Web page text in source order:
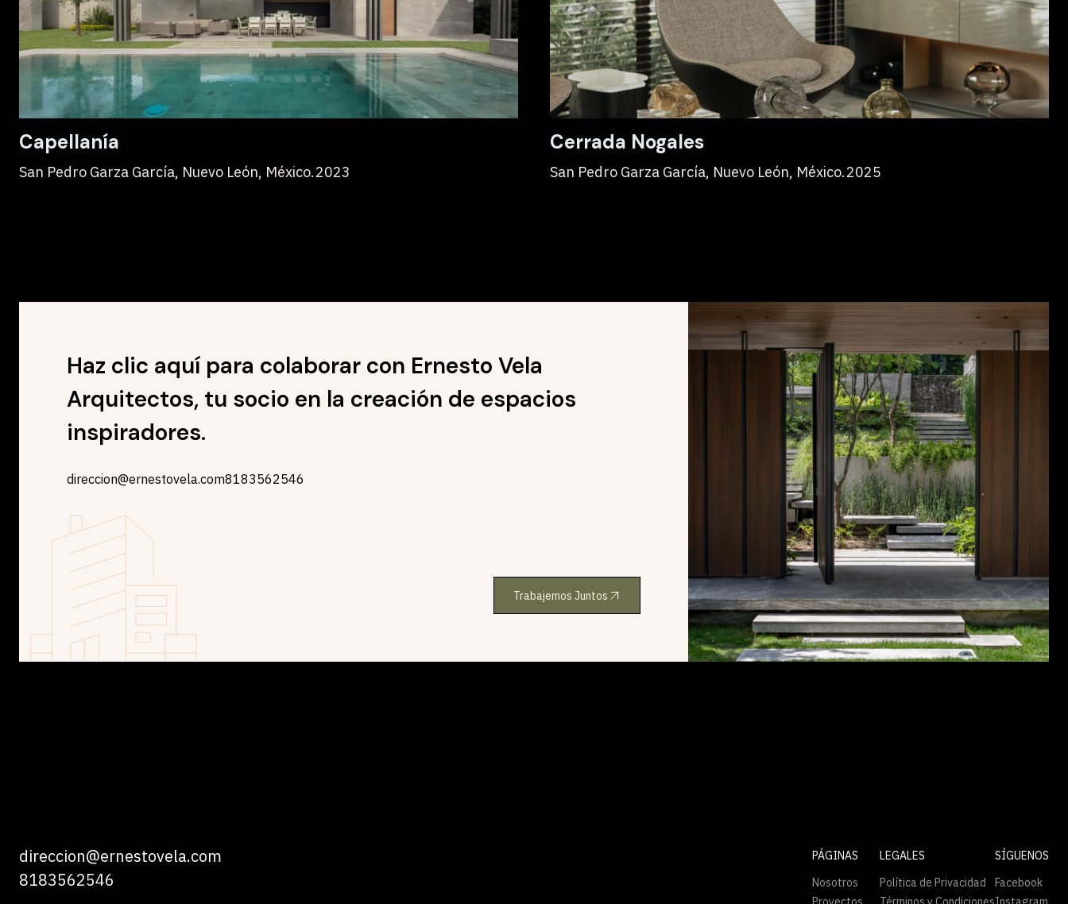
Capellanía
San Pedro Garza García, Nuevo León, México.2023
Cerrada Nogales
San Pedro Garza García, Nuevo León, México.2025
Haz clic aquí para colaborar con Ernesto Vela
Arquitectos, tu socio en la creación de espacios
inspiradores.
direccion@ernestovela.com8183562546
Trabajemos Juntos
direccion@ernestovela.com
8183562546
PÁGINAS
Nosotros
LEGALES
Política de Privacidad
SÍGUENOS
Facebook